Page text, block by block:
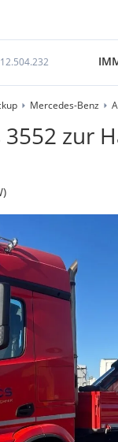
12.504.232
Mercedes-Benz
zur